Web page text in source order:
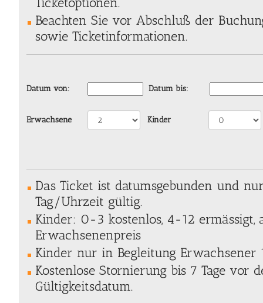
Beachten Sie vor Abschluß der
sowie Ticketinformationen.
Datum von: Datum bis:
Erwachsene Kinder
Das Ticket ist datumsgebunden und
Tag/Uhrzeit gültig.
Kinder: 0-3 kostenlos, 4-12 ermässigt,
Erwachsenenpreis
Kinder nur in Begleitung Erwachsener
Kostenlose Stornierung bis 7 Tage vor
Gültigkeitsdatum.